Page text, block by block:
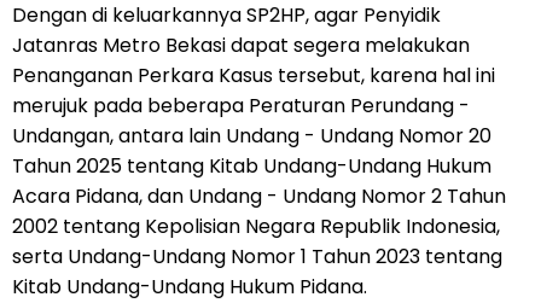
Dengan di keluarkannya SP2HP, agar Penyidik
Jatanras Metro Bekasi dapat segera melakukan
Penanganan Perkara Kasus tersebut, karena hal ini
merujuk pada beberapa Peraturan Perundang -
Undangan, antara lain Undang - Undang Nomor 20
Tahun 2025 tentang Kitab Undang-Undang Hukum
Acara Pidana, dan Undang - Undang Nomor 2 Tahun
2002 tentang Kepolisian Negara Republik Indonesia,
serta Undang-Undang Nomor 1 Tahun 2023 tentang
Kitab Undang-Undang Hukum Pidana.